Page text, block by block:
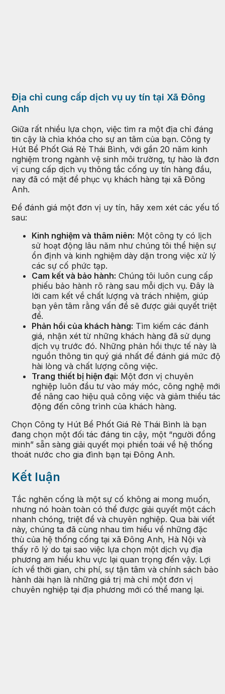
Địa chỉ cung cấp dịch vụ uy tín tại Xã Đông
Anh
Giữa rất nhiều lựa chọn, việc tìm ra một địa chỉ đáng
tin cậy là chìa khóa cho sự an tâm của bạn. Công ty
Hút Bể Phốt Giá Rẻ Thái Bình, với gần 20 năm kinh
nghiệm trong ngành vệ sinh môi trường, tự hào là đơn
vị cung cấp dịch vụ thông tắc cống uy tín hàng đầu,
nay đã có mặt để phục vụ khách hàng tại xã Đông
Anh.
Để đánh giá một đơn vị uy tín, hãy xem xét các yếu tố
sau:
Kinh nghiệm và thâm niên: Một công ty có lịch
sử hoạt động lâu năm như chúng tôi thể hiện sự
ổn định và kinh nghiệm dày dặn trong việc xử lý
các sự cố phức tạp.
Cam kết và bảo hành: Chúng tôi luôn cung cấp
phiếu bảo hành rõ ràng sau mỗi dịch vụ. Đây là
lời cam kết về chất lượng và trách nhiệm, giúp
bạn yên tâm rằng vấn đề sẽ được giải quyết triệt
để.
Phản hồi của khách hàng: Tìm kiếm các đánh
giá, nhận xét từ những khách hàng đã sử dụng
dịch vụ trước đó. Những phản hồi thực tế này là
nguồn thông tin quý giá nhất để đánh giá mức độ
hài lòng và chất lượng công việc.
Trang thiết bị hiện đại: Một đơn vị chuyên
nghiệp luôn đầu tư vào máy móc, công nghệ mới
để nâng cao hiệu quả công việc và giảm thiểu tác
động đến công trình của khách hàng.
Chọn Công ty Hút Bể Phốt Giá Rẻ Thái Bình là bạn
đang chọn một đối tác đáng tin cậy, một “người đồng
minh” sẵn sàng giải quyết mọi phiền toái về hệ thống
thoát nước cho gia đình bạn tại Đông Anh.
Kết luận
Tắc nghẽn cống là một sự cố không ai mong muốn,
nhưng nó hoàn toàn có thể được giải quyết một cách
nhanh chóng, triệt để và chuyên nghiệp. Qua bài viết
này, chúng ta đã cùng nhau tìm hiểu về những đặc
thù của hệ thống cống tại xã Đông Anh, Hà Nội và
thấy rõ lý do tại sao việc lựa chọn một dịch vụ địa
phương am hiểu khu vực lại quan trọng đến vậy. Lợi
ích về thời gian, chi phí, sự tận tâm và chính sách bảo
hành dài hạn là những giá trị mà chỉ một đơn vị
chuyên nghiệp tại địa phương mới có thể mang lại.